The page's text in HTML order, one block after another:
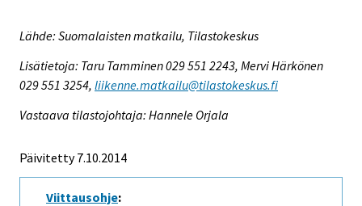
Lähde: Suomalaisten matkailu, Tilastokeskus
Lisätietoja: Taru Tamminen 029 551 2243, Mervi Härkönen
029 551 3254, liikenne.matkailu@tilastokeskus.fi
Vastaava tilastojohtaja: Hannele Orjala
Päivitetty 7.10.2014
Viittausohje: